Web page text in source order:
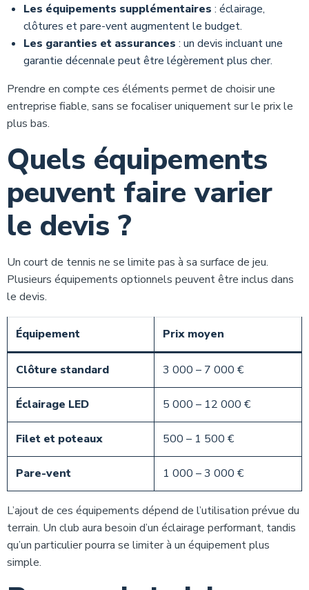
Les équipements supplémentaires : éclairage,
clôtures et pare-vent augmentent le budget.
Les garanties et assurances : un devis incluant une
garantie décennale peut être légèrement plus cher.
Prendre en compte ces éléments permet de choisir une
entreprise fiable, sans se focaliser uniquement sur le prix le
plus bas.
Quels équipements
peuvent faire varier
le devis ?
Un court de tennis ne se limite pas à sa surface de jeu.
Plusieurs équipements optionnels peuvent être inclus dans
le devis.
Équipement Prix moyen
Clôture standard 3 000 – 7 000 €
Éclairage LED 5 000 – 12 000 €
Filet et poteaux 500 – 1 500 €
Pare-vent 1 000 – 3 000 €
L’ajout de ces équipements dépend de l’utilisation prévue du
terrain. Un club aura besoin d’un éclairage performant, tandis
qu’un particulier pourra se limiter à un équipement plus
simple.